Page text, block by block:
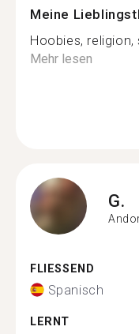
Meine
Hoobies,
Mehr lesen
G.
FLIESSEND
Spanisch
LERNT